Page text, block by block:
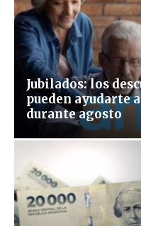
Jubilados: los
pueden ayudarte
durante agosto